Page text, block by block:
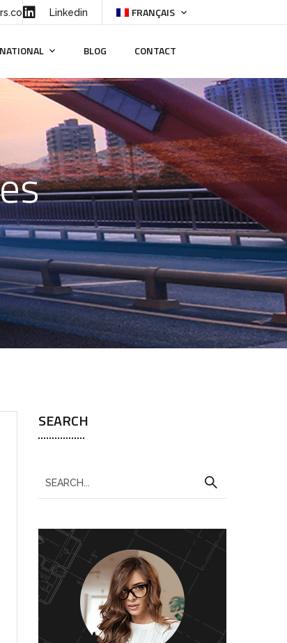
Linkedin FRANÇAIS
BLOG CONTACT
SEARCH